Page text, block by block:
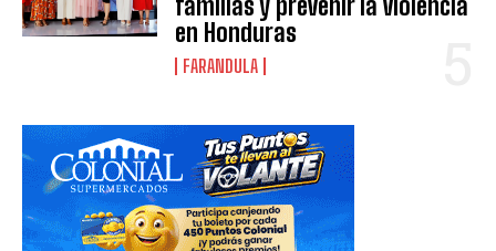
familias y prevenir la violencia
en Honduras
FARANDULA